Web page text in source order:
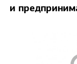
и